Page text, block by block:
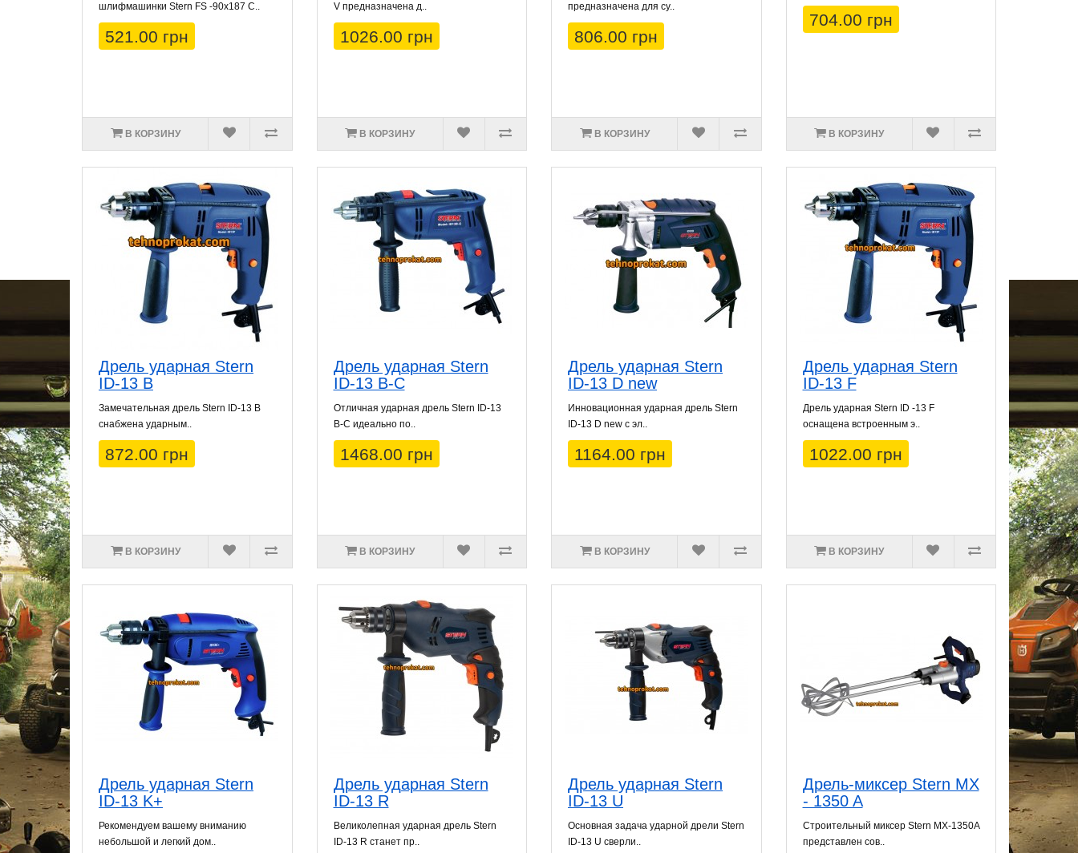
шлифмашинки Stern FS -90x187 C..
521.00 грн
В КОРЗИНУ
V предназначена д..
1026.00 грн
В КОРЗИНУ
предназначена для су..
806.00 грн
В КОРЗИНУ
704.00 грн
В КОРЗИНУ
Дрель ударная Stern
ID-13 B
Замечательная дрель Stern ID-13 B
снабжена ударным..
872.00 грн
В КОРЗИНУ
Дрель ударная Stern
ID-13 B-C
Отличная ударная дрель Stern ID-13
B-C идеально по..
1468.00 грн
В КОРЗИНУ
Дрель ударная Stern
ID-13 D new
Инновационная ударная дрель Stern
ID-13 D new с эл..
1164.00 грн
В КОРЗИНУ
Дрель ударная Stern
ID-13 F
Дрель ударная Stern ID -13 F
оснащена встроенным э..
1022.00 грн
В КОРЗИНУ
Дрель ударная Stern
ID-13 K+
Рекомендуем вашему вниманию
небольшой и легкий дом..
Дрель ударная Stern
ID-13 R
Великолепная ударная дрель Stern
ID-13 R станет пр..
Дрель ударная Stern
ID-13 U
Основная задача ударной дрели Stern
ID-13 U сверли..
Дрель-миксер Stern MX
- 1350 A
Строительный миксер Stern MX-1350A
представлен сов..